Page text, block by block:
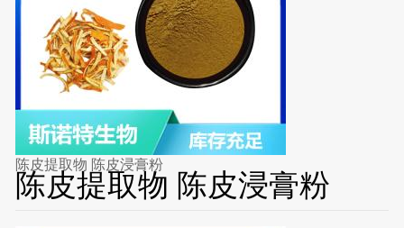
陈皮提取物 陈皮浸膏粉
陈皮提取物 陈皮浸膏粉